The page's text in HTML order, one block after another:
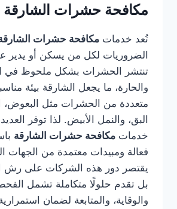
مكافحة حشرات الشارقة
تُعد خدمات مكافحة حشرات
الضروريات لكل من يسكن أو يدير
تنتشر الحشرات بشكل ملحوظ في
والحارة، ما يجعل الشارقة بيئة
متعددة من الحشرات مثل البعوض،
البق، والنمل الأبيض. لذا توفر
خدمات مكافحة حشرات الشارقة
فعالة ومبيدات معتمدة من الجهات
يقتصر دور هذه الشركات على رش
بل تقدم حلولًا متكاملة تشمل
والوقاية، والمتابعة لضمان